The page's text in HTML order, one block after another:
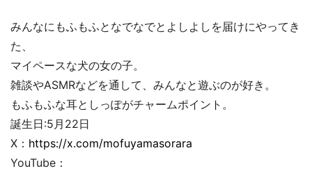
みんなにもふもふとなでなでとよしよしを届けにやってき
た、
マイペースな犬の女の子。
雑談やASMRなどを通して、みんなと遊ぶのが好き。
もふもふな耳としっぽがチャームポイント。
誕生日:5月22日
X： https://x.com/mofuyamasorara
YouTube：